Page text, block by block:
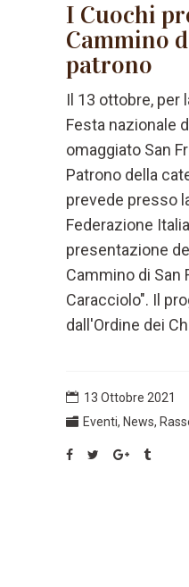
I Cuochi
Cammino
patrono
Il 13 ottobre, per
Festa nazionale
omaggiato San
Patrono della
prevede presso
Federazione
presentazione
Cammino di San
Caracciolo". Il
dall'Ordine dei
13 Ottobre 2021
Eventi, News,